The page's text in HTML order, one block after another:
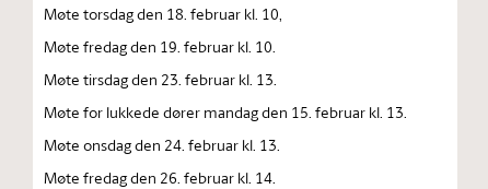
Møte torsdag den 18. februar kl. 10,
Møte fredag den 19. februar kl. 10.
Møte tirsdag den 23. februar kl. 13.
Møte for lukkede dører mandag den 15. februar kl. 13.
Møte onsdag den 24. februar kl. 13.
Møte fredag den 26. februar kl. 14.